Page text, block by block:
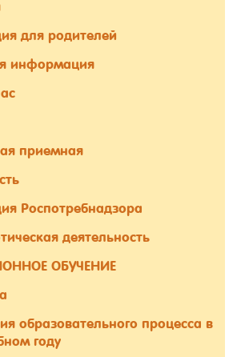
для родителей
информация
приемная
Роспотребнадзора
деятельность
ОБУЧЕНИЕ
образовательного процесса в
году